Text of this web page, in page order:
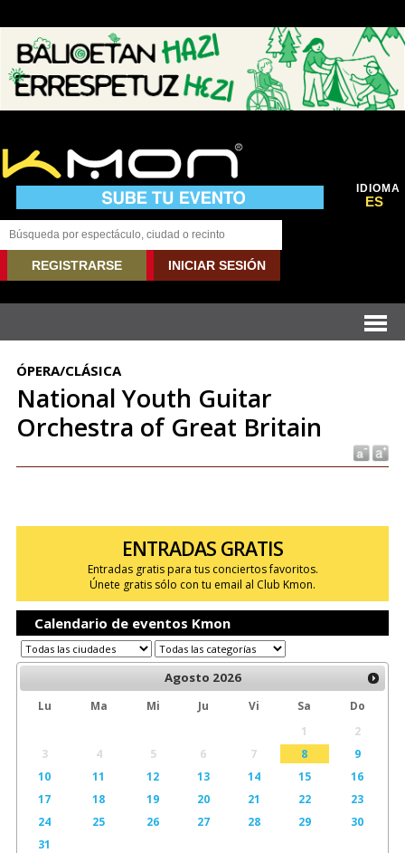
IDIOMA
ES
REGISTRARSE INICIAR SESIÓN
ÓPERA/CLÁSICA
National Youth Guitar
Orchestra of Great Britain
ENTRADAS GRATIS
Entradas gratis para tus conciertos favoritos.
Únete gratis sólo con tu email al Club Kmon.
Calendario de eventos Kmon
Agosto 2026
Lu Ma Mi Ju Vi Sa
Do
1
2
3
4 5 6 7 8
9
10
11 12 13 14 15
16
17
18 19 20 21 22
23
24
25 26 27 28 29
30
31